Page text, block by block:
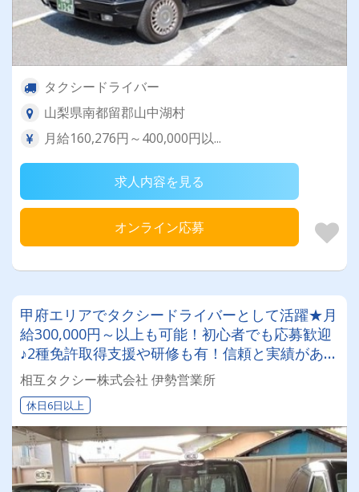
タクシードライバー
山梨県南都留郡山中湖村
月給160,276円～400,000円以...
求人内容を見る
オンライン応募
甲府エリアでタクシードライバーとして活躍★月
給300,000円～以上も可能！初心者でも応募歓迎
♪2種免許取得支援や研修も有！信頼と実績がある
タクシー会社
相互タクシー株式会社 伊勢営業所
休日6日以上